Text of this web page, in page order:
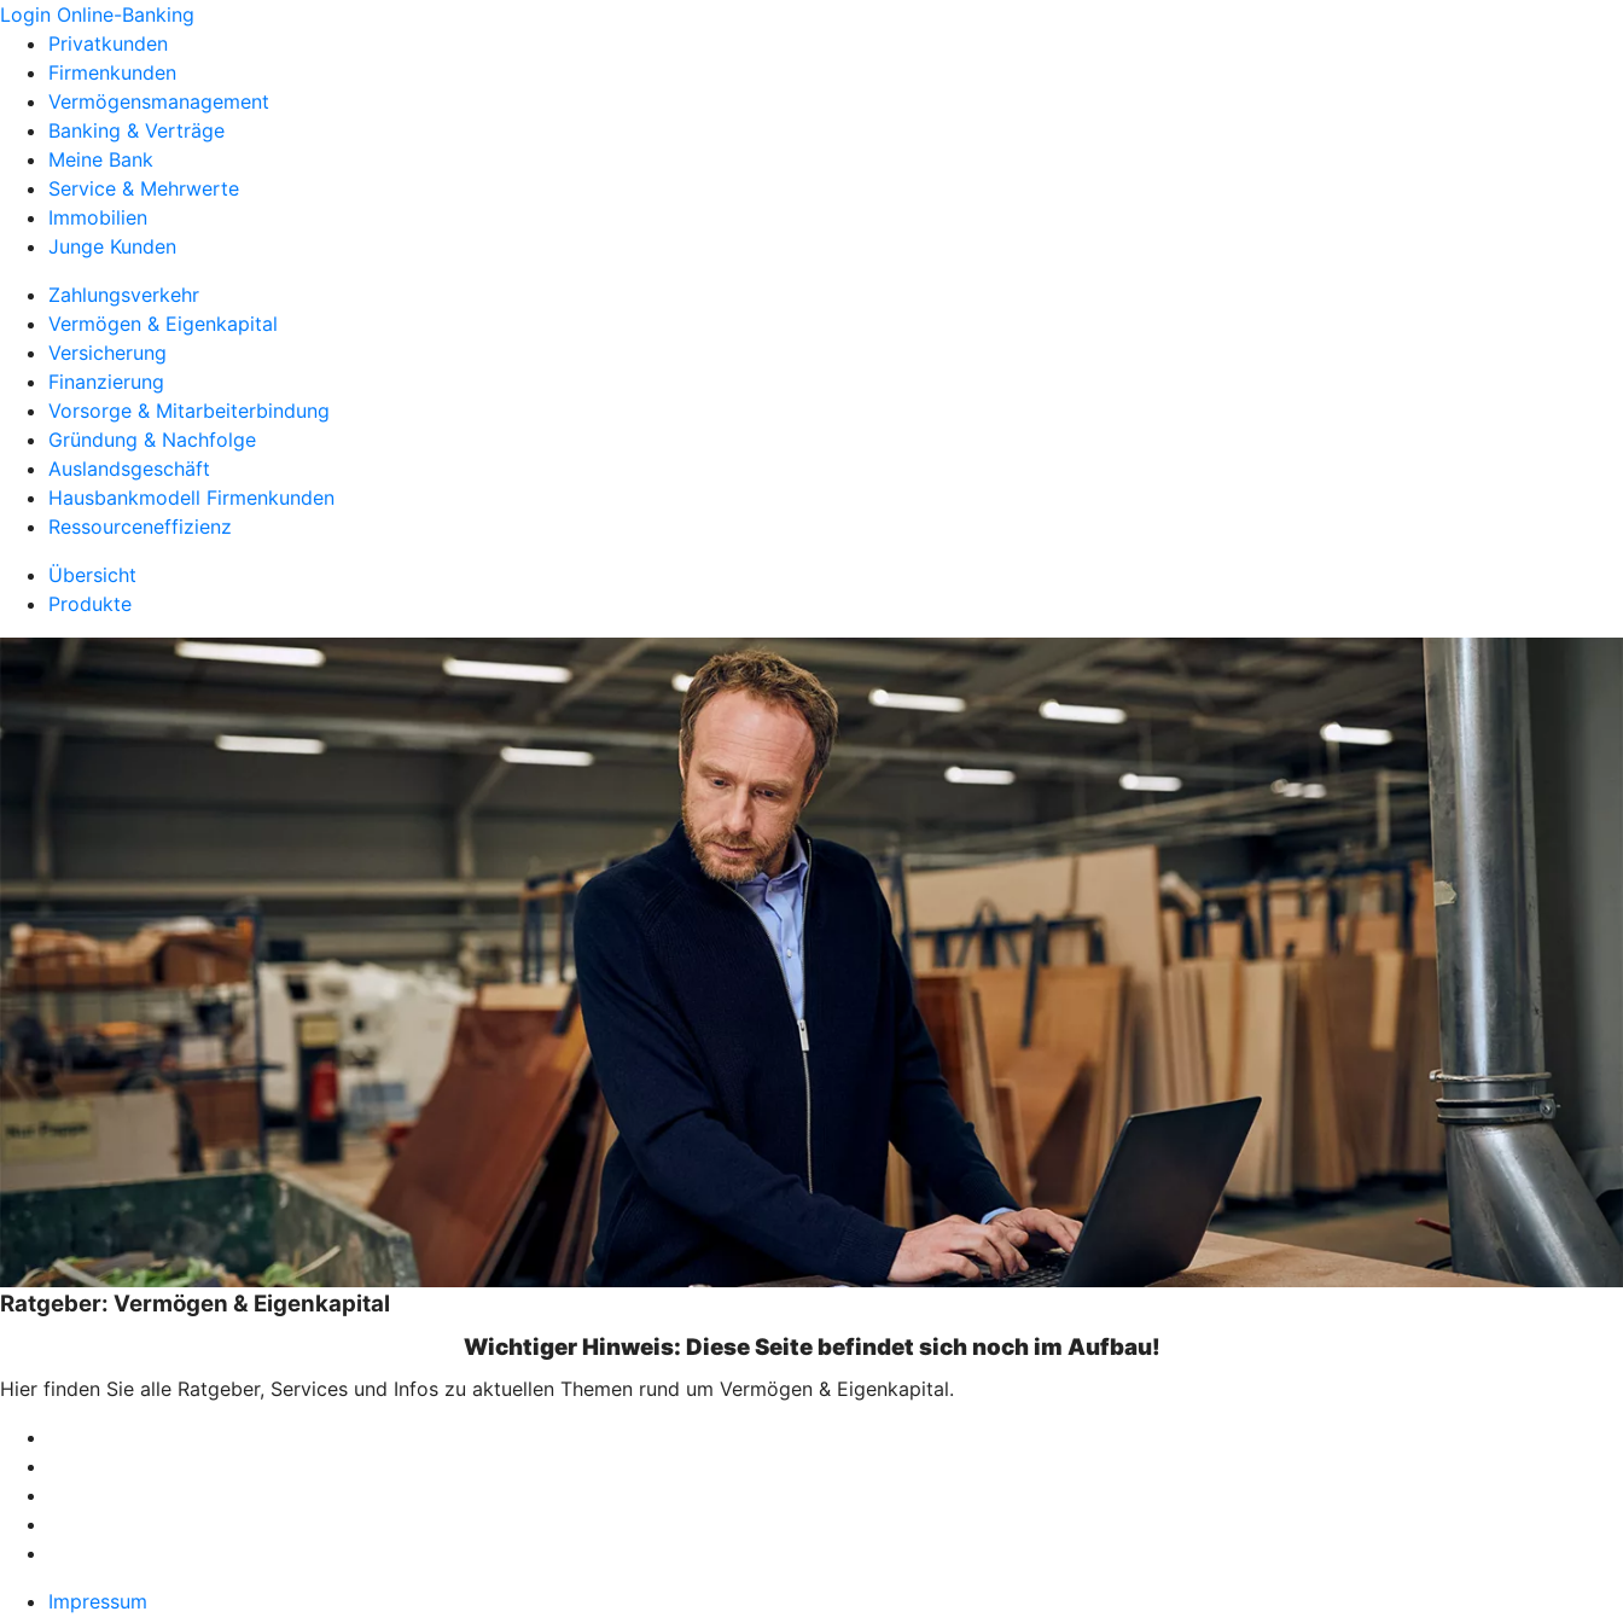
Login Online-Banking
Privatkunden
Firmenkunden
Vermögensmanagement
Banking & Verträge
Meine Bank
Service & Mehrwerte
Immobilien
Junge Kunden
Zahlungsverkehr
Vermögen & Eigenkapital
Versicherung
Finanzierung
Vorsorge & Mitarbeiterbindung
Gründung & Nachfolge
Auslandsgeschäft
Hausbankmodell Firmenkunden
Ressourceneffizienz
Übersicht
Produkte
Ratgeber: Vermögen & Eigenkapital
Wichtiger Hinweis: Diese Seite befindet sich noch im Aufbau!
Hier finden Sie alle Ratgeber, Services und Infos zu aktuellen Themen rund um Vermögen & Eigenkapital.
Impressum